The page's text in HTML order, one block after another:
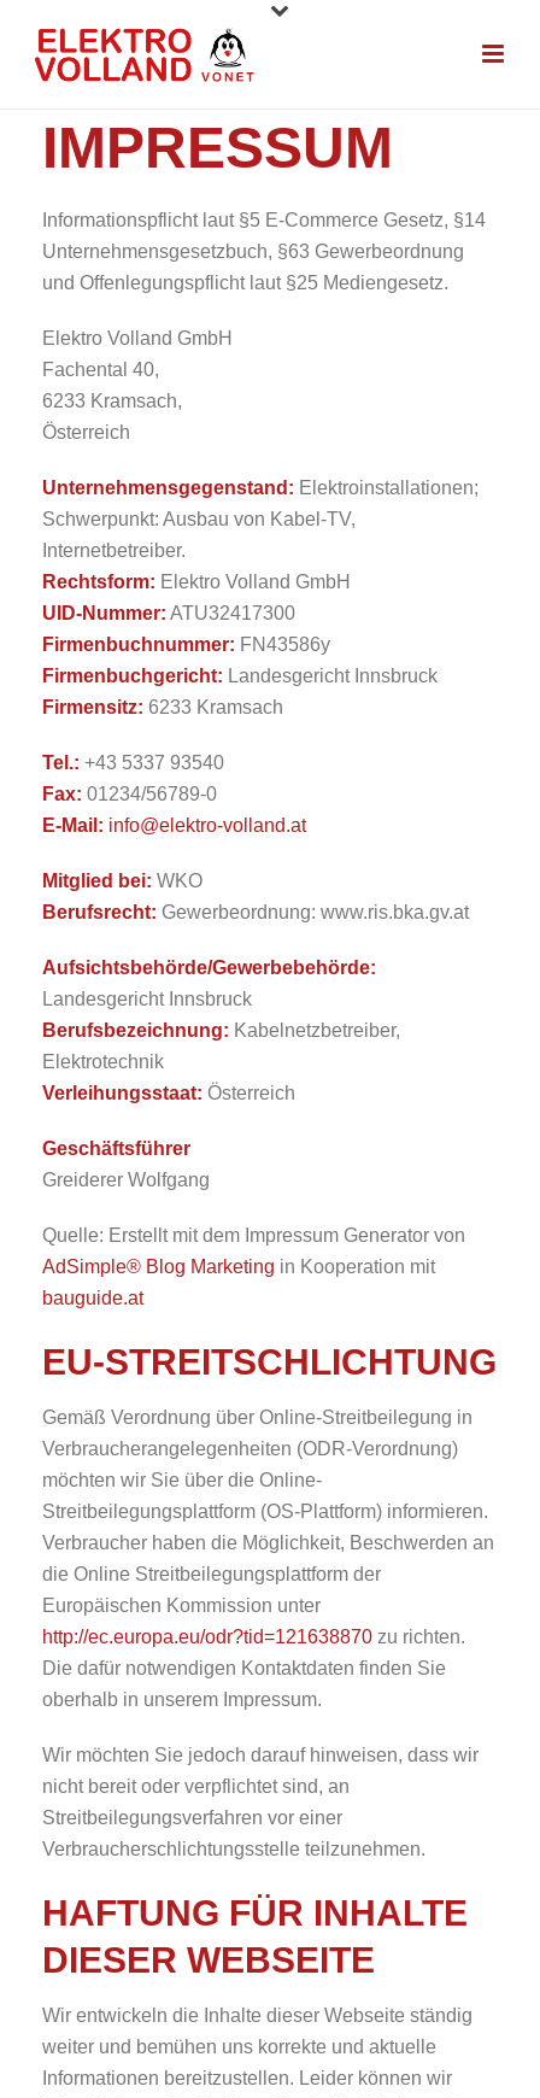
IMPRESSUM
Informationspflicht laut §5 E-Commerce Gesetz, §14
Unternehmensgesetzbuch, §63 Gewerbeordnung
und Offenlegungspflicht laut §25 Mediengesetz.
Elektro Volland GmbH
Fachental 40,
6233 Kramsach,
Österreich
Unternehmensgegenstand: Elektroinstallationen;
Schwerpunkt: Ausbau von Kabel-TV,
Internetbetreiber.
Rechtsform: Elektro Volland GmbH
UID-Nummer: ATU32417300
Firmenbuchnummer: FN43586y
Firmenbuchgericht: Landesgericht Innsbruck
Firmensitz: 6233 Kramsach
Tel.: +43 5337 93540
Fax: 01234/56789-0
E-Mail: info@elektro-volland.at
Mitglied bei: WKO
Berufsrecht: Gewerbeordnung: www.ris.bka.gv.at
Aufsichtsbehörde/Gewerbebehörde:
Landesgericht Innsbruck
Berufsbezeichnung: Kabelnetzbetreiber,
Elektrotechnik
Verleihungsstaat: Österreich
Geschäftsführer
Greiderer Wolfgang
Quelle: Erstellt mit dem Impressum Generator von
AdSimple® Blog Marketing in Kooperation mit
bauguide.at
EU-STREITSCHLICHTUNG
Gemäß Verordnung über Online-Streitbeilegung in
Verbraucherangelegenheiten (ODR-Verordnung)
möchten wir Sie über die Online-
Streitbeilegungsplattform (OS-Plattform) informieren.
Verbraucher haben die Möglichkeit, Beschwerden an
die Online Streitbeilegungsplattform der
Europäischen Kommission unter
http://ec.europa.eu/odr?tid=121638870 zu richten.
Die dafür notwendigen Kontaktdaten finden Sie
oberhalb in unserem Impressum.
Wir möchten Sie jedoch darauf hinweisen, dass wir
nicht bereit oder verpflichtet sind, an
Streitbeilegungsverfahren vor einer
Verbraucherschlichtungsstelle teilzunehmen.
HAFTUNG FÜR INHALTE
DIESER WEBSEITE
Wir entwickeln die Inhalte dieser Webseite ständig
weiter und bemühen uns korrekte und aktuelle
Informationen bereitzustellen. Leider können wir